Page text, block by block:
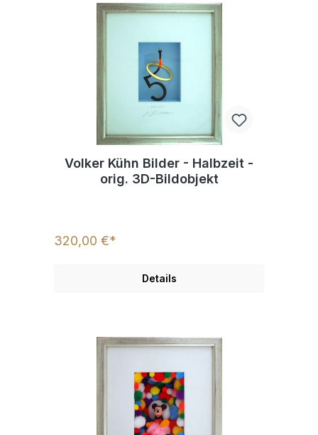
Volker Kühn Bilder - Halbzeit -
orig. 3D-Bildobjekt
320,00 €*
Details